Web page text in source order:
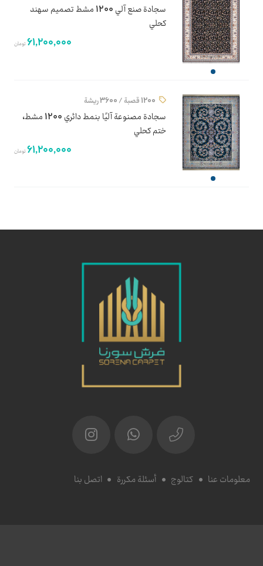
سجادة صنع آلي 1200 مشط تصميم سهند
كحلي
61,200,000تومان
1200 قصبة / 3600 ريشة
سجادة مصنوعة آليًا بنمط دائري 1200 مشط،
ختم كحلي
61,200,000تومان
معلومات عنا كتالوج أسئلة مكررة اتصل بنا